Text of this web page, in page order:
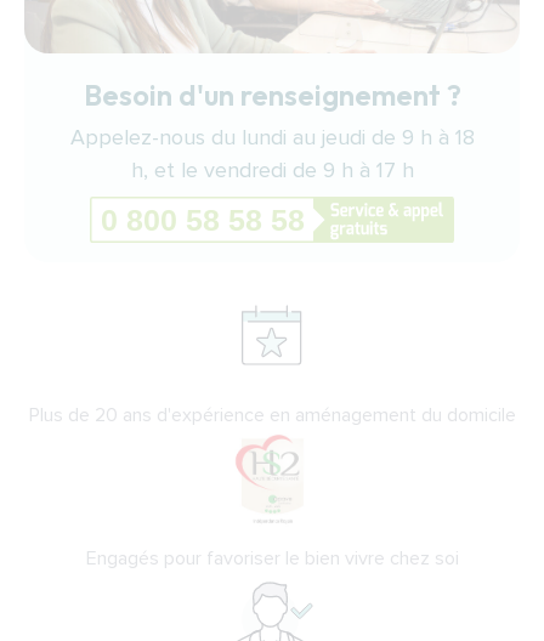
Besoin d'un renseignement ?
Appelez-nous du lundi au jeudi de 9 h à 18
h, et le vendredi de 9 h à 17 h
Plus de 20 ans d'expérience en aménagement du domicile
Engagés pour favoriser le bien vivre chez soi